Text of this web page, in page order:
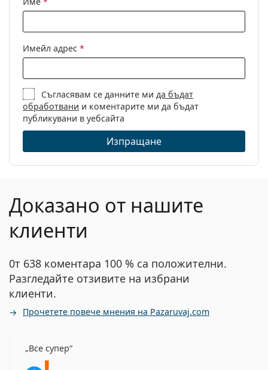
Категория:
Диоптрични очила
Марка:
Calvin Klein
Код:
CK21700 001 17 54
Имейл адрес *
Съгласявам се данните ми да бъдат
обработвани и коментарите ми да бъдат
публикувани в уебсайта
Изпращане
Доказано от нашите
клиенти
0т 638 коментара 100 % са положителни.
Разгледайте отзивите на избрани
клиенти.
Прочетете повече мнения на Pazaruvaj.com
Все супер